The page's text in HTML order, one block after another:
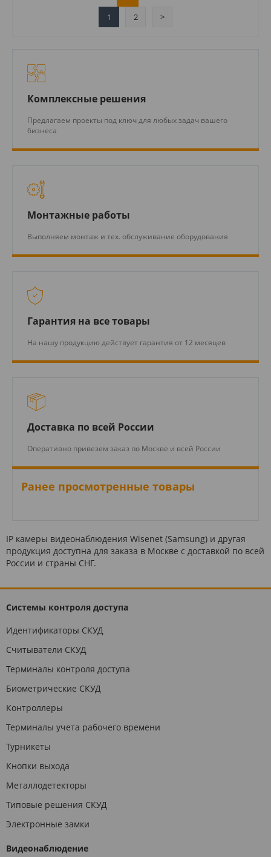
1
2 >
Комплексные решения
Предлагаем проекты под ключ для любых задач вашего
бизнеса
Монтажные работы
Выполняем монтаж и тех. обслуживание оборудования
Гарантия на все товары
На нашу продукцию действует гарантия от 12 месяцев
Доставка по всей России
Оперативно привезем заказ по Москве и всей России
Ранее просмотренные товары
IP камеры видеонаблюдения Wisenet (Samsung) и другая
продукция доступна для заказа в Москве с доставкой по всей
России и страны СНГ.
Системы контроля доступа
Идентификаторы СКУД
Считыватели СКУД
Терминалы контроля доступа
Биометрические СКУД
Контроллеры
Терминалы учета рабочего времени
Турникеты
Кнопки выхода
Металлодетекторы
Типовые решения СКУД
Электронные замки
Видеонаблюдение